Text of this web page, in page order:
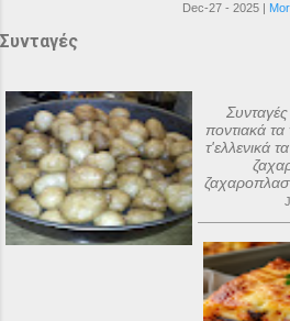
Dec-27 - 2025 |
Συνταγές
ποντιακά τα
τ'ελλενικά